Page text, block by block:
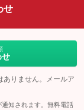
ル
せ
せ
ありません。メールア
知されます。無料電話